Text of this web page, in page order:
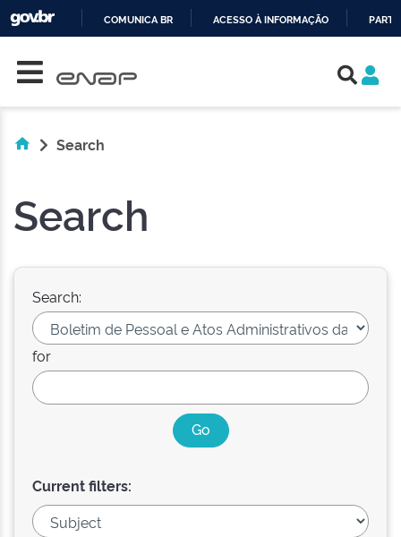
COMUNICA BR ACESSO À INFORMAÇÃO
Search
Search
Search:
for
Current filters: